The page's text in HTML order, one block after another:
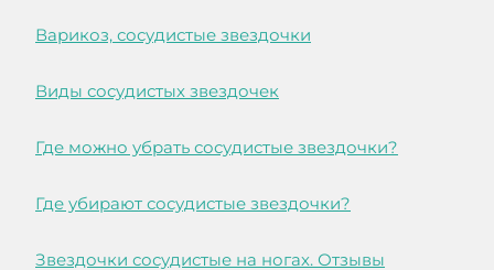
Варикоз, сосудистые звездочки
Виды сосудистых звездочек
Где можно убрать сосудистые звездочки?
Где убирают сосудистые звездочки?
Звездочки сосудистые на ногах. Отзывы